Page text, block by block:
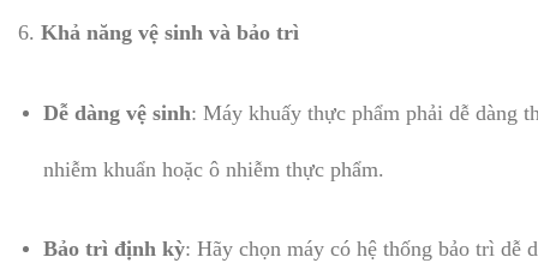
6. Khả năng vệ sinh và bảo trì
Dễ dàng vệ sinh: Máy khuấy thực phẩm phải dễ dàng
nhiễm khuẩn hoặc ô nhiễm thực phẩm.
Bảo trì định kỳ: Hãy chọn máy có hệ thống bảo trì dễ